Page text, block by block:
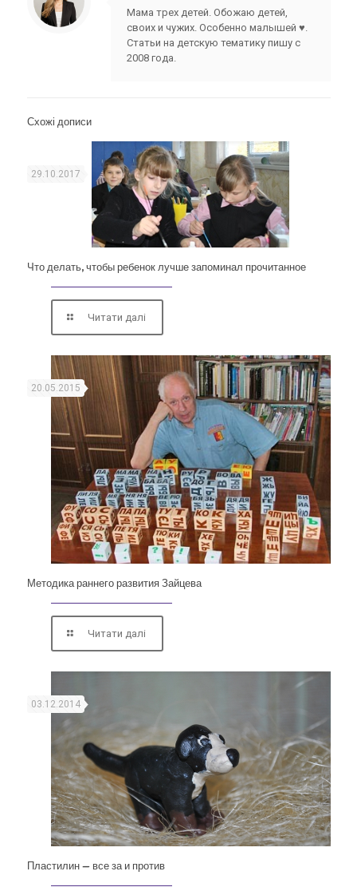
Мама трех детей. Обожаю детей,
своих и чужих. Особенно малышей ♥.
Статьи на детскую тематику пишу с
2008 года.
Схожі дописи
29.10.2017
Что делать, чтобы ребенок лучше запоминал прочитанное
Читати далі
20.05.2015
Методика раннего развития Зайцева
Читати далі
03.12.2014
Пластилин — все за и против